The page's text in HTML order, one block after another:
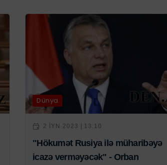
Dünya
2 IYN 2023 | 13:10
"Hökumət Rusiya ilə müharibəyə
icazə verməyəcək" - Orban